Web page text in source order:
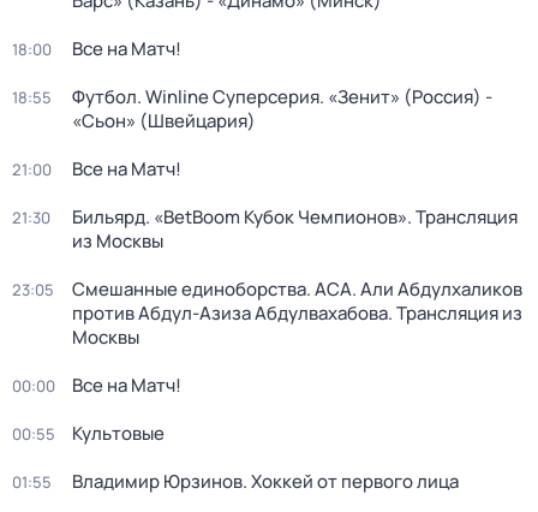
18:00 Все на Матч!
18:55
Футбол. Winline Суперсерия. «Зенит» (Россия) -
«Сьон» (Швейцария)
21:00 Все на Матч!
21:30
Бильярд. «BetBoom Кубок Чемпионов». Трансляция
из Москвы
23:05
Смешанные единоборства. ACA. Али Абдулхаликов
против Абдул-Азиза Абдулвахабова. Трансляция из
Москвы
00:00 Все на Матч!
00:55 Культовые
01:55 Владимир Юрзинов. Хоккей от первого лица